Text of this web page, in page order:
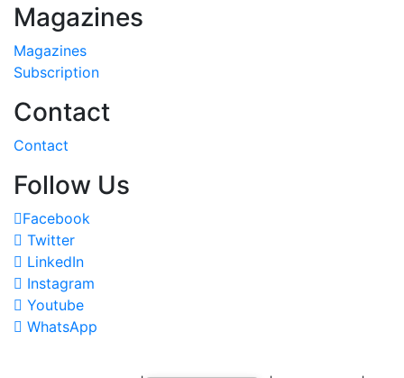
Magazines
Magazines
Subscription
Contact
Contact
Follow Us
Facebook
Twitter
LinkedIn
Instagram
Youtube
WhatsApp